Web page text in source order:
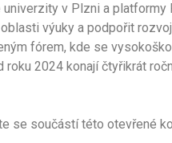
v Plzni a
výuky a podpořit
fórem, kde se
2024 konají čtyřikrát
se součástí této otevřené